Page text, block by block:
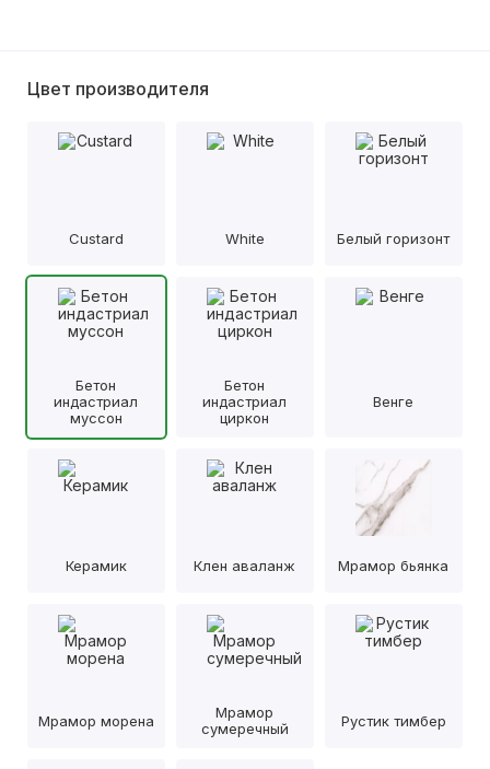
Цвет производителя
Custard White Белый горизонт
Бетон
индастриал
муссон
Бетон
индастриал
циркон
Венге
Керамик Клен аваланж Мрамор бьянка
Мрамор морена
Мрамор
сумеречный
Рустик тимбер